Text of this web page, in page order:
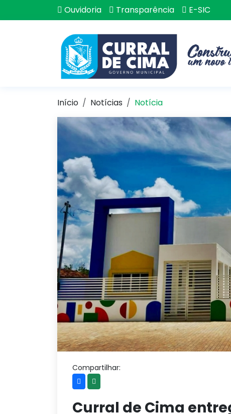
Ouvidoria Transparência E-SIC
Início Notícias Notícia
Compartilhar:
Curral de Cima